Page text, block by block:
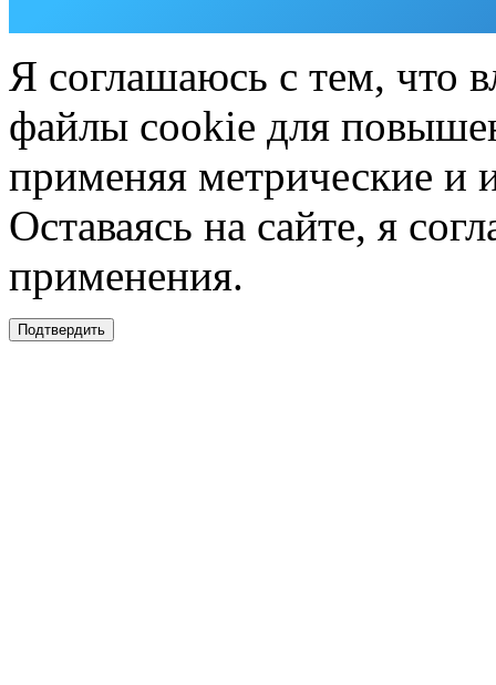
Я соглашаюсь с тем, что
файлы cookie для
применяя метрические и
Оставаясь на сайте, я
применения.
Подтвердить